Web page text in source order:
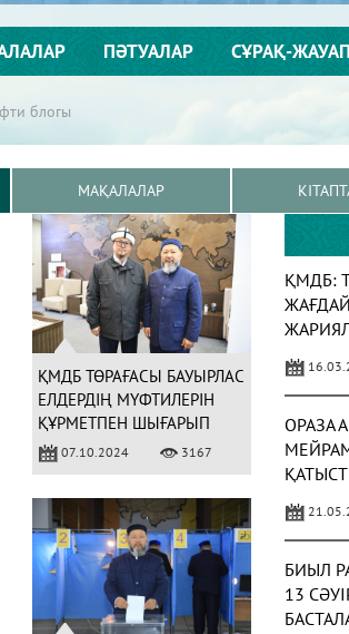
ПӘТУАЛАР СҰРАҚ-ЖАУАП
блогы
МАҚАЛАЛАР
ҚМДБ ТӨРАҒАСЫ БАУЫРЛАС
ЕЛДЕРДІҢ МҮФТИЛЕРІН
ҚҰРМЕТПЕН ШЫҒАРЫП
САЛДЫ
07.10.2024 3167
ҚМДБ:
ЖАҒДАЙ
ЖҰМА
УАҚЫТ
ОРАЗА
БИЫЛ
13